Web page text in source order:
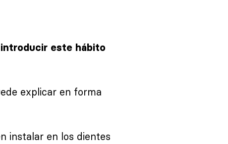
introducir este hábito
explicar en forma
instalar en los dientes